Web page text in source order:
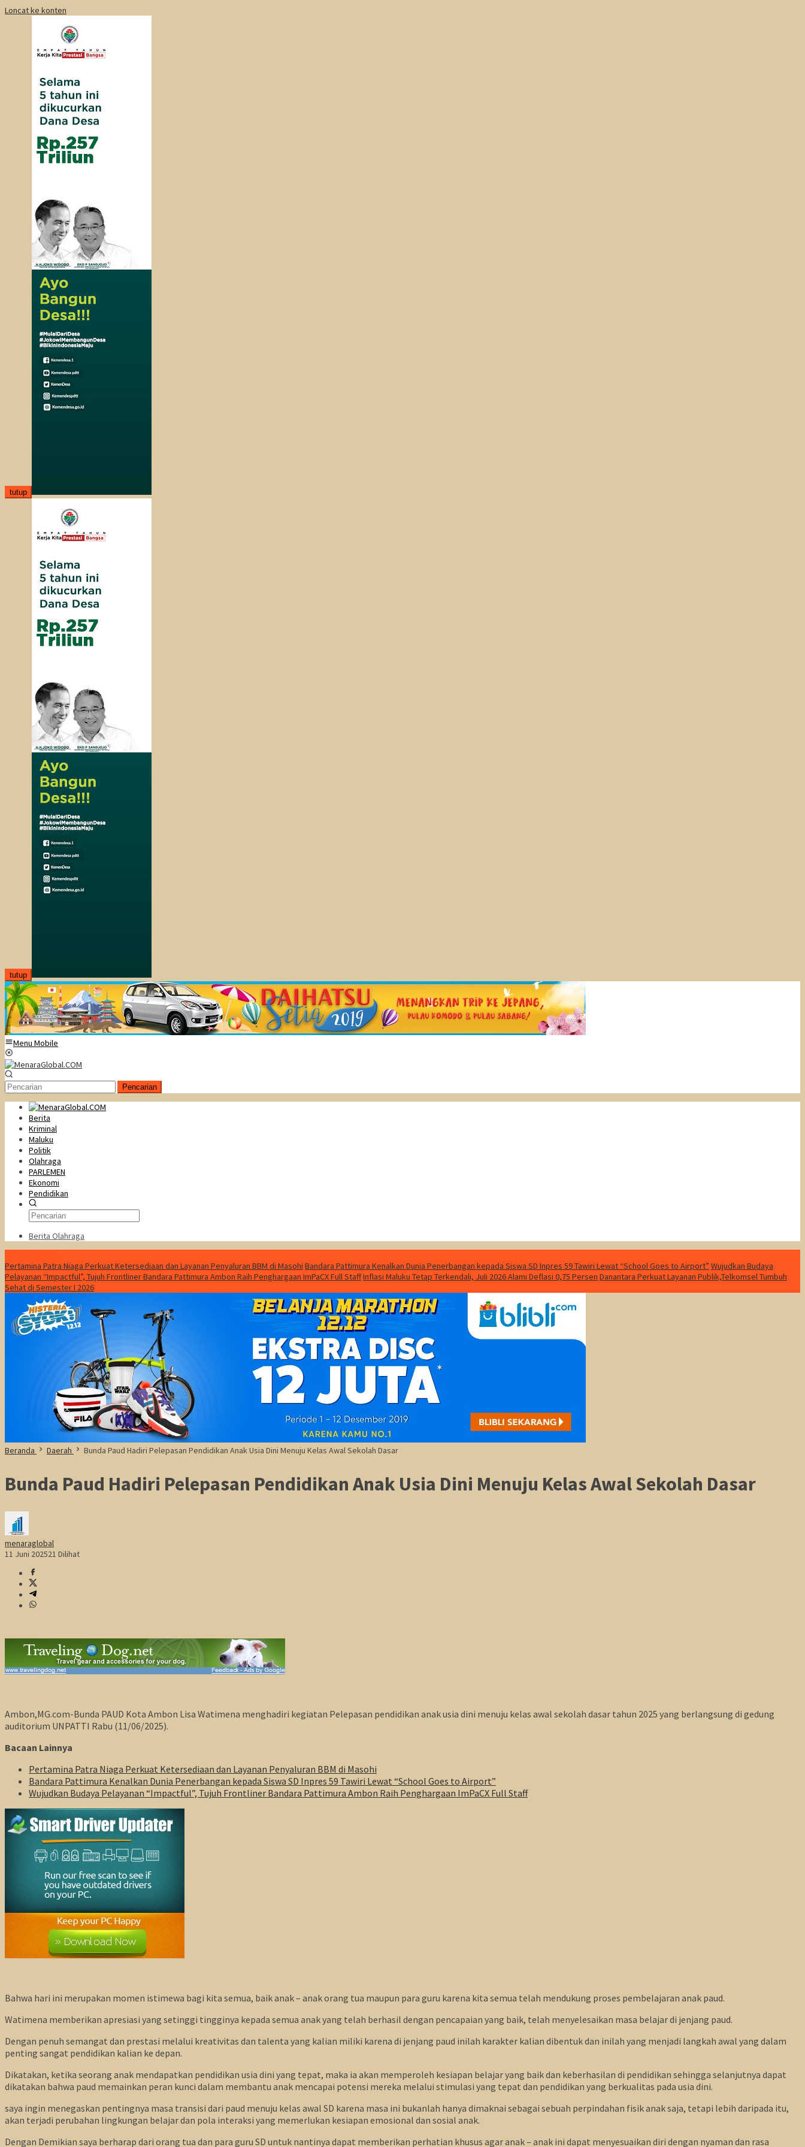
Loncat ke konten
tutup
tutup
Menu Mobile
Pencarian
Berita
Kriminal
Maluku
Politik
Olahraga
PARLEMEN
Ekonomi
Pendidikan
Berita Olahraga
Pertamina Patra Niaga Perkuat Ketersediaan dan Layanan Penyaluran BBM di Masohi Bandara Pattimura Kenalkan Dunia Penerbangan kepada Siswa SD Inpres 59 Tawiri Lewat “School Goes to Airport” Wujudkan Budaya
Pelayanan “Impactful”, Tujuh Frontliner Bandara Pattimura Ambon Raih Penghargaan ImPaCX Full StaffInflasi Maluku Tetap Terkendali, Juli 2026 Alami Deflasi 0,75 Persen Danantara Perkuat Layanan Publik,Telkomsel Tumbuh
Sehat di Semester I 2026
Beranda Daerah Bunda Paud Hadiri Pelepasan Pendidikan Anak Usia Dini Menuju Kelas Awal Sekolah Dasar
Bunda Paud Hadiri Pelepasan Pendidikan Anak Usia Dini Menuju Kelas Awal Sekolah Dasar
menaraglobal
11 Juni 202521 Dilihat
Ambon,MG.com-Bunda PAUD Kota Ambon Lisa Watimena menghadiri kegiatan Pelepasan pendidikan anak usia dini menuju kelas awal sekolah dasar tahun 2025 yang berlangsung di gedung
auditorium UNPATTI Rabu (11/06/2025).
Bacaan Lainnya
Pertamina Patra Niaga Perkuat Ketersediaan dan Layanan Penyaluran BBM di Masohi
Bandara Pattimura Kenalkan Dunia Penerbangan kepada Siswa SD Inpres 59 Tawiri Lewat “School Goes to Airport”
Wujudkan Budaya Pelayanan “Impactful”, Tujuh Frontliner Bandara Pattimura Ambon Raih Penghargaan ImPaCX Full Staff
Bahwa hari ini merupakan momen istimewa bagi kita semua, baik anak – anak orang tua maupun para guru karena kita semua telah mendukung proses pembelajaran anak paud.
Watimena memberikan apresiasi yang setinggi tingginya kepada semua anak yang telah berhasil dengan pencapaian yang baik, telah menyelesaikan masa belajar di jenjang paud.
Dengan penuh semangat dan prestasi melalui kreativitas dan talenta yang kalian miliki karena di jenjang paud inilah karakter kalian dibentuk dan inilah yang menjadi langkah awal yang dalam
penting sangat pendidikan kalian ke depan.
Dikatakan, ketika seorang anak mendapatkan pendidikan usia dini yang tepat, maka ia akan memperoleh kesiapan belajar yang baik dan keberhasilan di pendidikan sehingga selanjutnya dapat
dikatakan bahwa paud memainkan peran kunci dalam membantu anak mencapai potensi mereka melalui stimulasi yang tepat dan pendidikan yang berkualitas pada usia dini.
saya ingin menegaskan pentingnya masa transisi dari paud menuju kelas awal SD karena masa ini bukanlah hanya dimaknai sebagai sebuah perpindahan fisik anak saja, tetapi lebih daripada itu,
akan terjadi perubahan lingkungan belajar dan pola interaksi yang memerlukan kesiapan emosional dan sosial anak.
Dengan Demikian saya berharap dari orang tua dan para guru SD untuk nantinya dapat memberikan perhatian khusus agar anak – anak ini dapat menyesuaikan diri dengan nyaman dan rasa